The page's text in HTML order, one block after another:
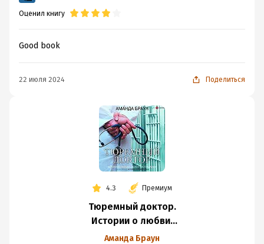
Оценил книгу
Good book
22 июля 2024 Поделиться
4.3 Премиум
Тюремный доктор.
Истории о любви,
вере и сострадании
Аманда Браун